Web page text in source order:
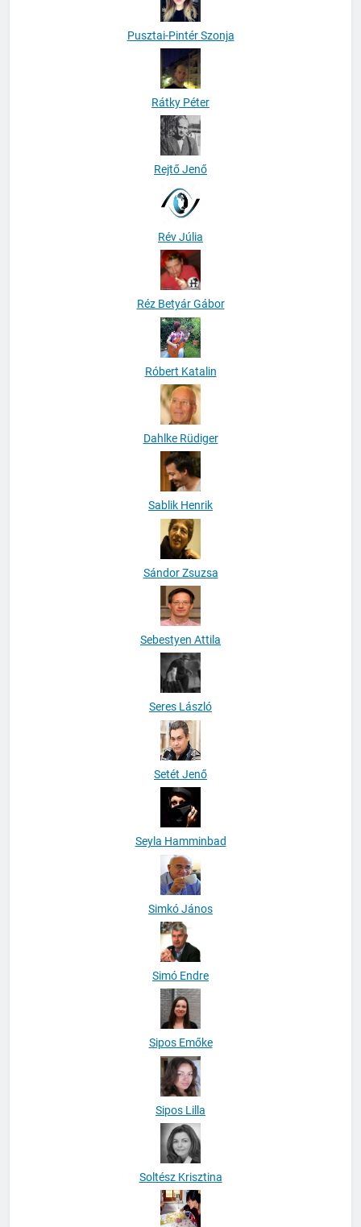
Pusztai-Pintér Szonja
Rátky Péter
Rejtő Jenő
Rév Júlia
Réz Betyár Gábor
Róbert Katalin
Dahlke Rüdiger
Sablik Henrik
Sándor Zsuzsa
Sebestyen Attila
Seres László
Setét Jenő
Seyla Hamminbad
Simkó János
Simó Endre
Sipos Emőke
Sipos Lilla
Soltész Krisztina